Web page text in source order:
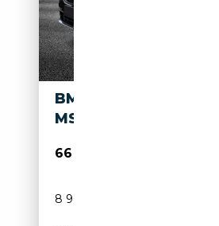
BMW X3 M XDRIVE30E
MSPORT PRO
66 950€
8 900 km